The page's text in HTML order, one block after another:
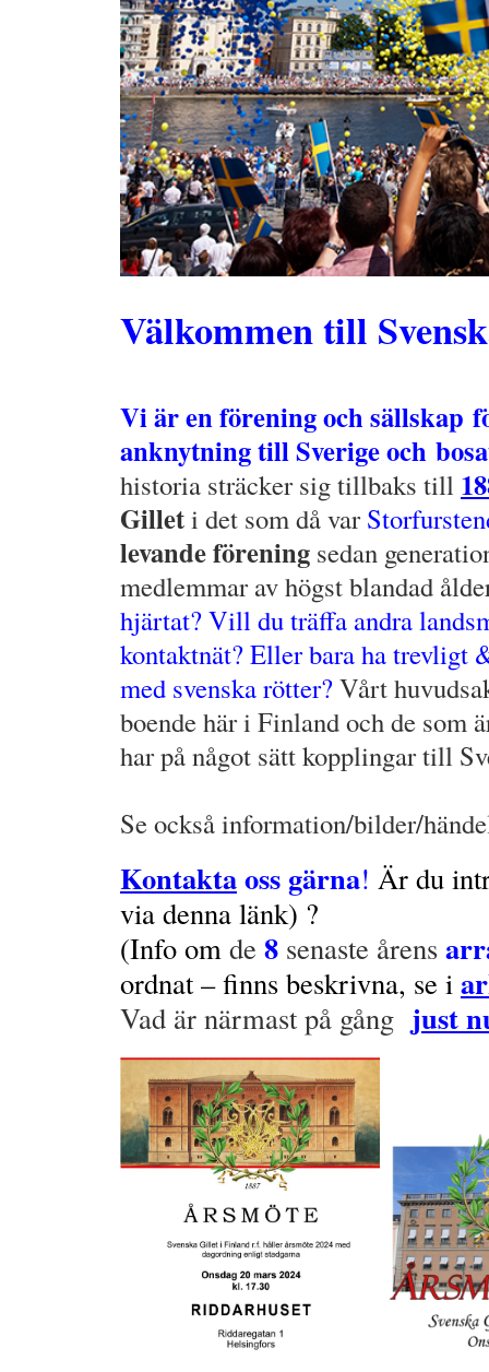
Välkommen till
Vi är en förening och sällskap
anknytning till Sverige och
historia sträcker sig tillbaks till
Gilleti det som då var
levande förening sedan
medlemmar av högst blandad
hjärtat? Vill du träffa andra
kontaktnät? Eller bara ha trevligt
med svenska rötter?Vårt
boende här i Finland och de som
har på något sätt kopplingar till
Se också information/bilder/
Kontaktaoss gärna! Är du
via denna länk) ?
(Info om de 8 senaste årens
ordnat – finns beskrivna, se i
Vad är närmast på gång just